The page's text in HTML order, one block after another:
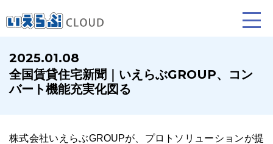
賃貸仲介 売買仲介
2025.01.08
全国賃貸住宅新聞｜いえらぶGROUP、コン
バート機能充実化図る
株式会社いえらぶGROUPが、プロトソリューションが提